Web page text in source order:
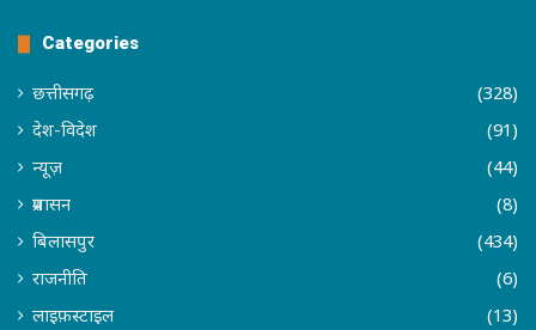
Categories
छत्तीसगढ़
(328)
देश-विदेश
(91)
न्यूज़
(44)
प्रशासन
(8)
बिलासपुर
(434)
राजनीति
(6)
लाइफ़स्टाइल
(13)